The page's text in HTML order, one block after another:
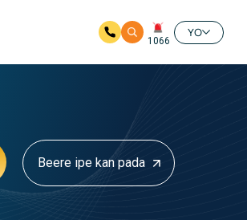
1066
YO
Beere ipe kan pada